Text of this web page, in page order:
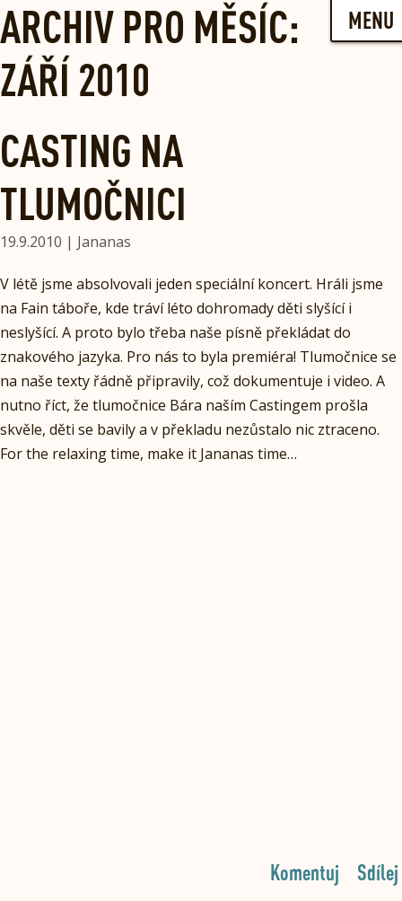
Skip
to
content
MENU
ARCHIV PRO MĚSÍC:
ZÁŘÍ 2010
CASTING NA
TLUMOČNICI
19.9.2010 | Jananas
V létě jsme absolvovali jeden speciální koncert. Hráli jsme
na Fain táboře, kde tráví léto dohromady děti slyšící i
neslyšící. A proto bylo třeba naše písně překládat do
znakového jazyka. Pro nás to byla premiéra! Tlumočnice se
na naše texty řádně připravily, což dokumentuje i video. A
nutno říct, že tlumočnice Bára naším Castingem prošla
skvěle, děti se bavily a v překladu nezůstalo nic ztraceno.
For the relaxing time, make it Jananas time…
Sdílej
Komentuj